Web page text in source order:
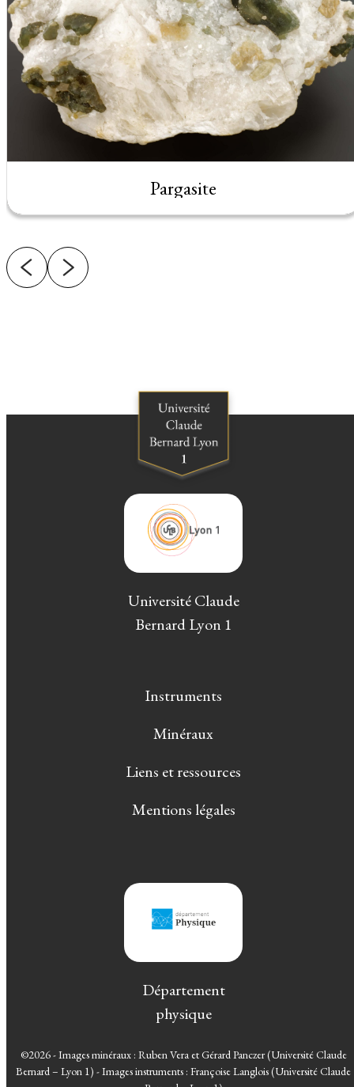
Pargasite
Université Claude
Bernard Lyon 1
Instruments
Minéraux
Liens et ressources
Mentions légales
Département
physique
©2026 - Images minéraux : Ruben Vera et Gérard Panczer (Université Claude
Bernard – Lyon 1) - Images instruments : Françoise Langlois (Université Claude